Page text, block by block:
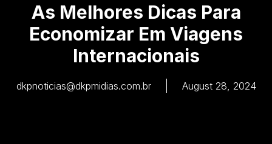
As Melhores Dicas Para
Economizar Em Viagens
Internacionais
dkpnoticias@dkpmidias.com.br August 28, 2024